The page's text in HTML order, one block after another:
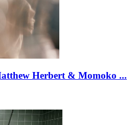
Herbert & Momoko ...